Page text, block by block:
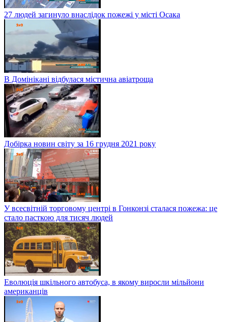
27 людей загинуло внаслідок пожежі у місті Осака
В Домінікані відбулася містична авіатроща
Добірка новин світу за 16 грудня 2021 року
У всесвітній торговому центрі в Гонконзі сталася пожежа: це
стало пасткою для тисяч людей
Еволюція шкільного автобуса, в якому виросли мільйони
американців